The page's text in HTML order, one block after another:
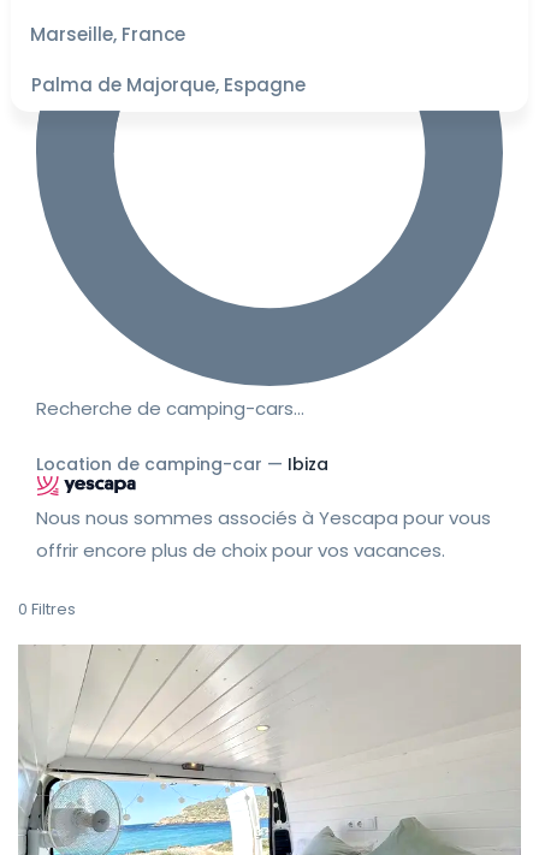
Marseille, France
Palma de Majorque, Espagne
tarifs
Recherche de camping-cars…
Location de camping-car — Ibiza
Nous nous sommes associés à Yescapa pour vous
offrir encore plus de choix pour vos vacances.
0 Filtres